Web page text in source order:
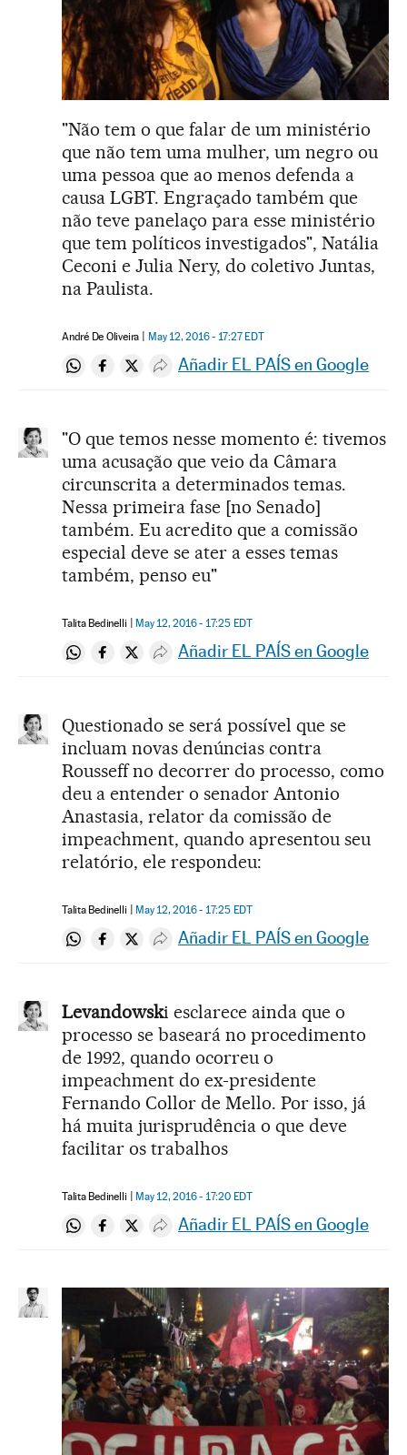
"Não tem o que falar de um ministério
que não tem uma mulher, um negro ou
uma pessoa que ao menos defenda a
causa LGBT. Engraçado também que
não teve panelaço para esse ministério
que tem políticos investigados", Natália
Ceconi e Julia Nery, do coletivo Juntas,
na Paulista.
André De Oliveira May 12, 2016 - 17:27 EDT
Compartir en Whatsapp
Compartir en Facebook
Compartir en Twitter
Desplegar Redes Sociales
Añadir EL PAÍS en Google
"O que temos nesse momento é: tivemos
uma acusação que veio da Câmara
circunscrita a determinados temas.
Nessa primeira fase [no Senado]
também. Eu acredito que a comissão
especial deve se ater a esses temas
também, penso eu"
Talita Bedinelli May 12, 2016 - 17:25 EDT
Compartir en Whatsapp
Compartir en Facebook
Compartir en Twitter
Desplegar Redes Sociales
Añadir EL PAÍS en Google
Questionado se será possível que se
incluam novas denúncias contra
Rousseff no decorrer do processo, como
deu a entender o senador Antonio
Anastasia, relator da comissão de
impeachment, quando apresentou seu
relatório, ele respondeu:
Talita Bedinelli May 12, 2016 - 17:25 EDT
Compartir en Whatsapp
Compartir en Facebook
Compartir en Twitter
Desplegar Redes Sociales
Añadir EL PAÍS en Google
Levandowski esclarece ainda que o
processo se baseará no procedimento
de 1992, quando ocorreu o
impeachment do ex-presidente
Fernando Collor de Mello. Por isso, já
há muita jurisprudência o que deve
facilitar os trabalhos
Talita Bedinelli May 12, 2016 - 17:20 EDT
Compartir en Whatsapp
Compartir en Facebook
Compartir en Twitter
Desplegar Redes Sociales
Añadir EL PAÍS en Google